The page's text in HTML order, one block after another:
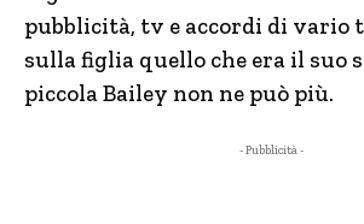
pubblicità, tv e accordi di vario
sulla figlia quello che era il suo
piccola Bailey non ne può più.
- Pubblicità -